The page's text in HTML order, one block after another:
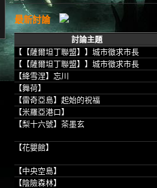
最新討論
討論主題
【【薩爾坦丁聯盟】】城市徵求市長
【【薩爾坦丁聯盟】】城市徵求市長
【絳雪涅】忘川
【舞荷】
【雷奇亞島】起始的祝福
【米羅亞港口】
【梨十六號】茶墨玄
【花嬰館】
【中央空島】
【陰險森林】